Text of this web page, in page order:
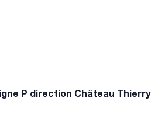
ligne P direction Château Thierry